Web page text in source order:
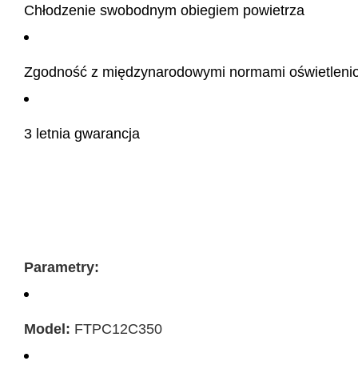
Chłodzenie swobodnym obiegiem powietrza
Zgodność z międzynarodowymi normami
3 letnia gwarancja
Parametry:
Model: FTPC12C350